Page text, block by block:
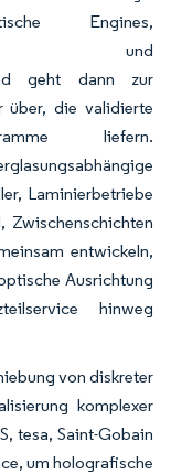
Engines,
Folien und
geht dann zur
über, die validierte
liefern.
Laminierbetriebe
Zwischenschichten
entwickeln,
Ausrichtung
hinweg
von diskreter
komplexer
tesa, Saint-Gobain
um holografische